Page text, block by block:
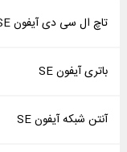
تاچ ال سی دی آیفون SE
باتری آیفون SE
آنتن شبکه آیفون SE